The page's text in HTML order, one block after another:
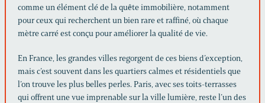
comme un élément clé de la quête immobilière, notamment
pour ceux qui recherchent un bien rare et raffiné, où chaque
mètre carré est conçu pour améliorer la qualité de vie.
En France, les grandes villes regorgent de ces biens d’exception,
mais c’est souvent dans les quartiers calmes et résidentiels que
l’on trouve les plus belles perles. Paris, avec ses toits-terrasses
qui offrent une vue imprenable sur la ville lumière, reste l’un des